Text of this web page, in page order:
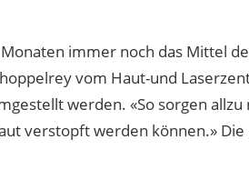
immer noch das Mittel
vom Haut-und
werden. «So sorgen allzu
verstopft werden können.»